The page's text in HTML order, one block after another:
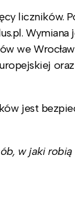
liczników.
Wymiana
we
jest
w jaki